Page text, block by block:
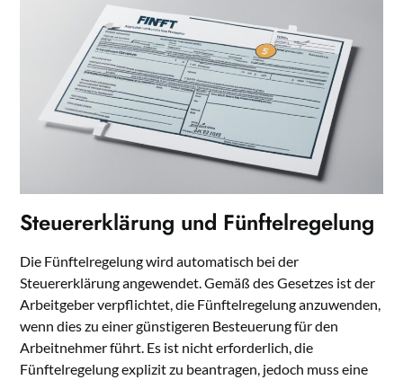
Steuererklärung und Fünftelregelung
Die Fünftelregelung wird automatisch bei der
Steuererklärung angewendet. Gemäß des Gesetzes ist der
Arbeitgeber verpflichtet, die Fünftelregelung anzuwenden,
wenn dies zu einer günstigeren Besteuerung für den
Arbeitnehmer führt. Es ist nicht erforderlich, die
Fünftelregelung explizit zu beantragen, jedoch muss eine